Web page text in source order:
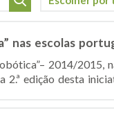
nas escolas
2014/2015,
edição desta